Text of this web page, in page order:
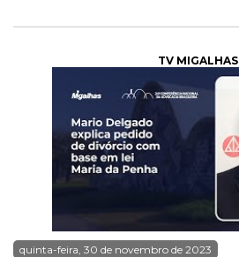
TV MIGALHAS
quinta-feira, 30 de novembro de 2023